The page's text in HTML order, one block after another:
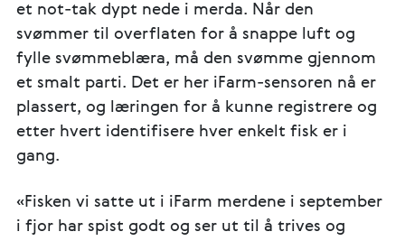
et not-tak dypt nede i merda. Når den
svømmer til overflaten for å snappe luft og
fylle svømmeblæra, må den svømme gjennom
et smalt parti. Det er her iFarm-sensoren nå er
plassert, og læringen for å kunne registrere og
etter hvert identifisere hver enkelt fisk er i
gang.
«Fisken vi satte ut i iFarm merdene i september
i fjor har spist godt og ser ut til å trives og